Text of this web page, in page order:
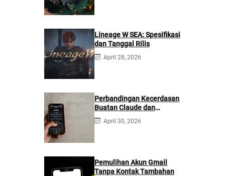
Lineage W SEA: Spesifikasi
dan Tanggal Rilis
April 28, 2026
Perbandingan Kecerdasan
Buatan Claude dan
ChatGPT: Mana yang
Lebih Baik?
April 30, 2026
Pemulihan Akun Gmail
Tanpa Kontak Tambahan